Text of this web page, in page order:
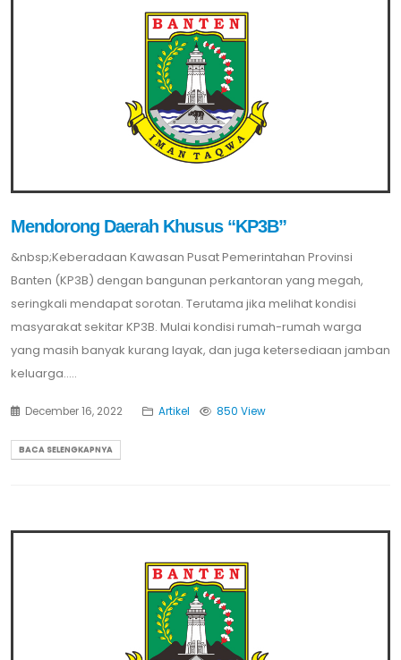
Mendorong Daerah Khusus “KP3B”
&nbsp;Keberadaan Kawasan Pusat Pemerintahan Provinsi
Banten (KP3B) dengan bangunan perkantoran yang megah,
seringkali mendapat sorotan. Terutama jika melihat kondisi
masyarakat sekitar KP3B. Mulai kondisi rumah-rumah warga
yang masih banyak kurang layak, dan juga ketersediaan jamban
keluarga.....
December 16, 2022 Artikel 850 View
BACA SELENGKAPNYA